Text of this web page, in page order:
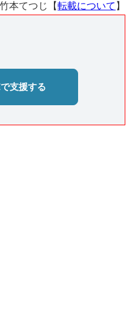
本てつじ【転載について 】